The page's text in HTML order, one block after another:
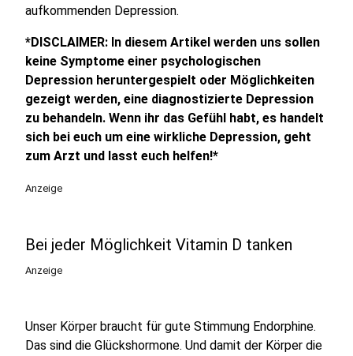
aufkommenden Depression.
*DISCLAIMER: In diesem Artikel werden uns sollen
keine Symptome einer psychologischen
Depression heruntergespielt oder Möglichkeiten
gezeigt werden, eine diagnostizierte Depression
zu behandeln. Wenn ihr das Gefühl habt, es handelt
sich bei euch um eine wirkliche Depression, geht
zum Arzt und lasst euch helfen!*
Anzeige
Bei jeder Möglichkeit Vitamin D tanken
Anzeige
Unser Körper braucht für gute Stimmung Endorphine.
Das sind die Glückshormone. Und damit der Körper die